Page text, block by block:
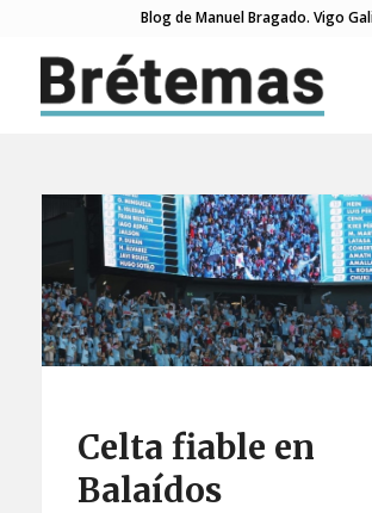
Blog de Manuel Bragado. Vigo
Celta fiable en
Balaídos